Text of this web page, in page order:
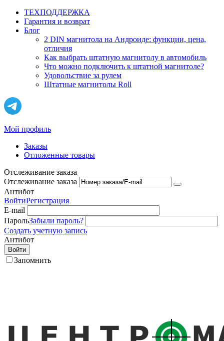
ТЕХПОДДЕРЖКА
Гарантия и возврат
Блог
2 DIN магнитола на Андроиде: функции, цена,
отличия
Как выбрать штатную магнитолу в автомобиль
Что можно подключить к штатной магнитоле?
Удовольствие за рулем
Штатные магнитолы Roll
Мой профиль
Заказы
Отложенные товары
Отслеживание заказа
Отслеживание заказа
Антибот
ВойтиРегистрация
E-mail
ПарольЗабыли пароль?
Создать учетную запись
Антибот
Войти
Запомнить